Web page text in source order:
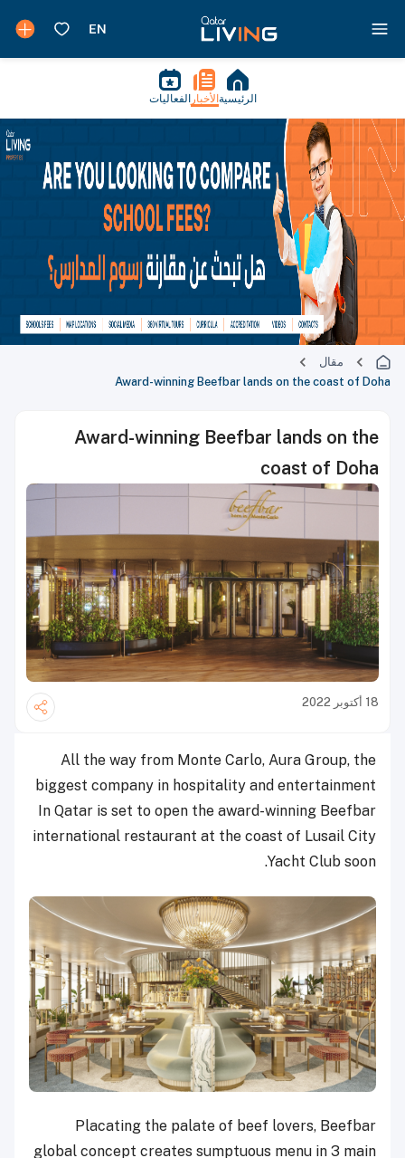
الرئيسية الأخبار الفعاليات
مقال
Award-winning Beefbar lands on the coast of Doha
Award-winning Beefbar lands on the
coast of Doha
18 أكتوبر 2022
All the way from Monte Carlo, Aura Group, the
biggest company in hospitality and entertainment
In Qatar is set to open the award-winning Beefbar
international restaurant at the coast of Lusail City
Yacht Club soon.
Placating the palate of beef lovers, Beefbar
global concept creates sumptuous menu in 3 main